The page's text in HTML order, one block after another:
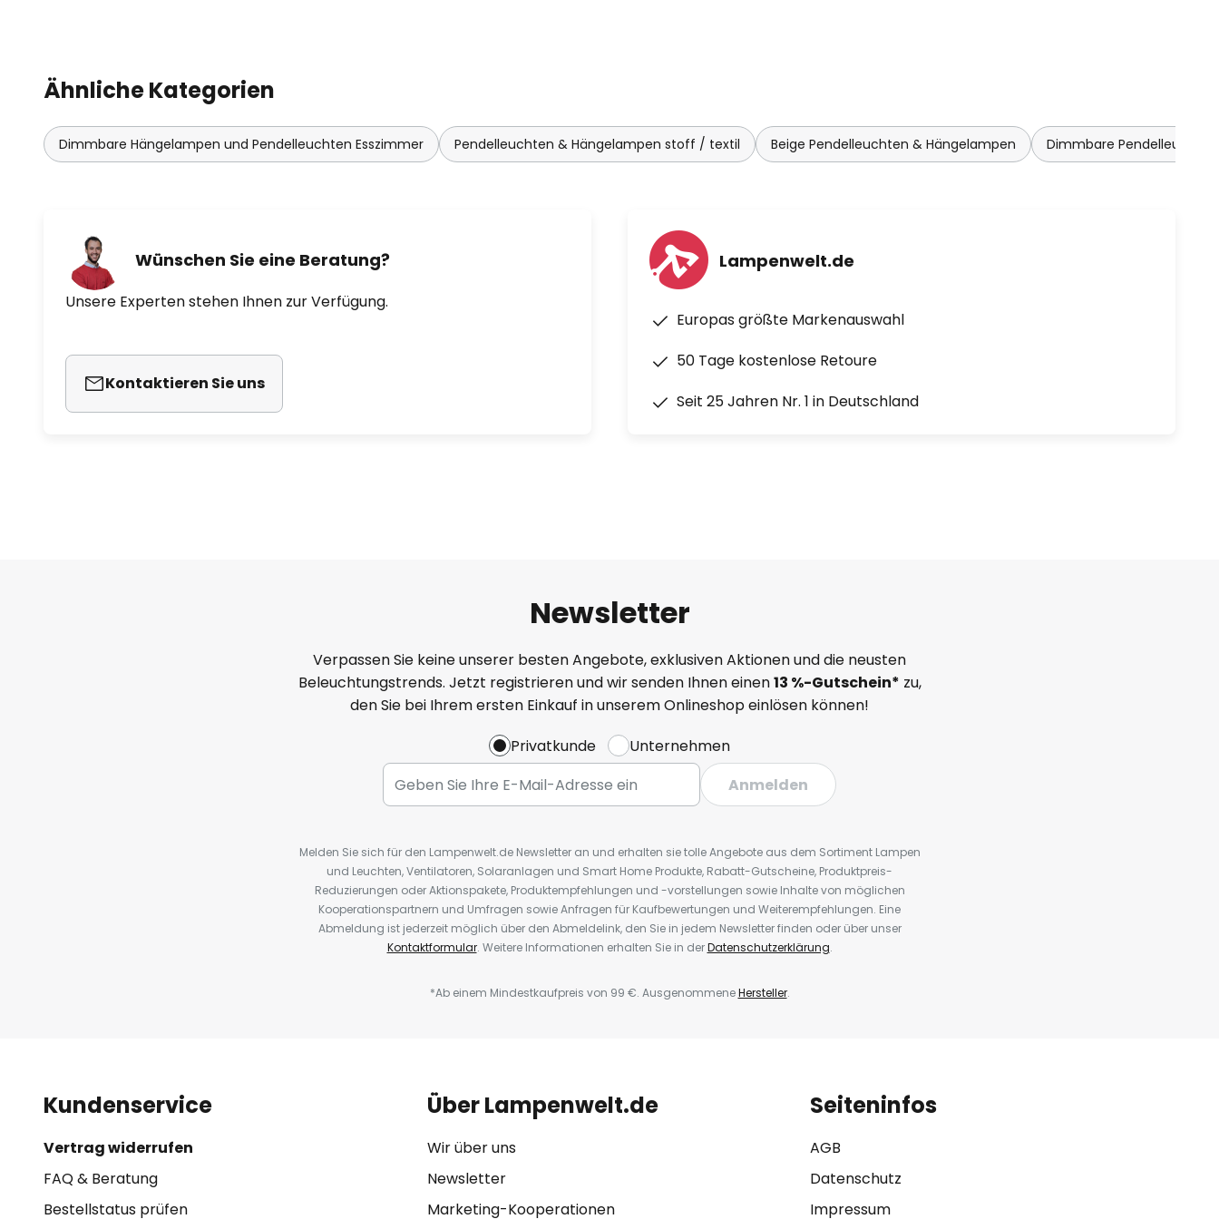
Ähnliche Kategorien
Dimmbare Hängelampen und Pendelleuchten Esszimmer Pendelleuchten & Hängelampen stoff / textil Beige Pendelleuchten & Hängelampen Dimmbare
Wünschen Sie eine Beratung?
Unsere Experten stehen Ihnen zur Verfügung.
Kontaktieren Sie uns
Lampenwelt.de
Europas größte Markenauswahl
50 Tage kostenlose Retoure
Seit 25 Jahren Nr. 1 in Deutschland
Newsletter
Verpassen Sie keine unserer besten Angebote, exklusiven Aktionen und die neusten
Beleuchtungstrends. Jetzt registrieren und wir senden Ihnen einen13 %-Gutschein* zu,
den Sie bei Ihrem ersten Einkauf in unserem Onlineshop einlösen können!
Privatkunde
Unternehmen
Anmelden
Melden Sie sich für den Lampenwelt.de Newsletter an und erhalten sie tolle Angebote aus dem Sortiment Lampen
und Leuchten, Ventilatoren, Solaranlagen und Smart Home Produkte, Rabatt-Gutscheine, Produktpreis-
Reduzierungen oder Aktionspakete, Produktempfehlungen und -vorstellungen sowie Inhalte von möglichen
Kooperationspartnern und Umfragen sowie Anfragen für Kaufbewertungen und Weiterempfehlungen. Eine
Abmeldung ist jederzeit möglich über den Abmeldelink, den Sie in jedem Newsletter finden oder über unser
Kontaktformular. Weitere Informationen erhalten Sie in derDatenschutzerklärung.
*Ab einem Mindestkaufpreis von 99 €. AusgenommeneHersteller.
Kundenservice
Vertrag widerrufen
FAQ & Beratung
Bestellstatus prüfen
Über Lampenwelt.de
Wir über uns
Newsletter
Marketing-Kooperationen
Seiteninfos
AGB
Datenschutz
Impressum